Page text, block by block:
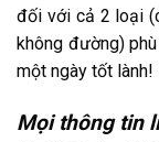
đối với cả 2 loại
không đường)
một ngày tốt lành!
Mọi thông tin